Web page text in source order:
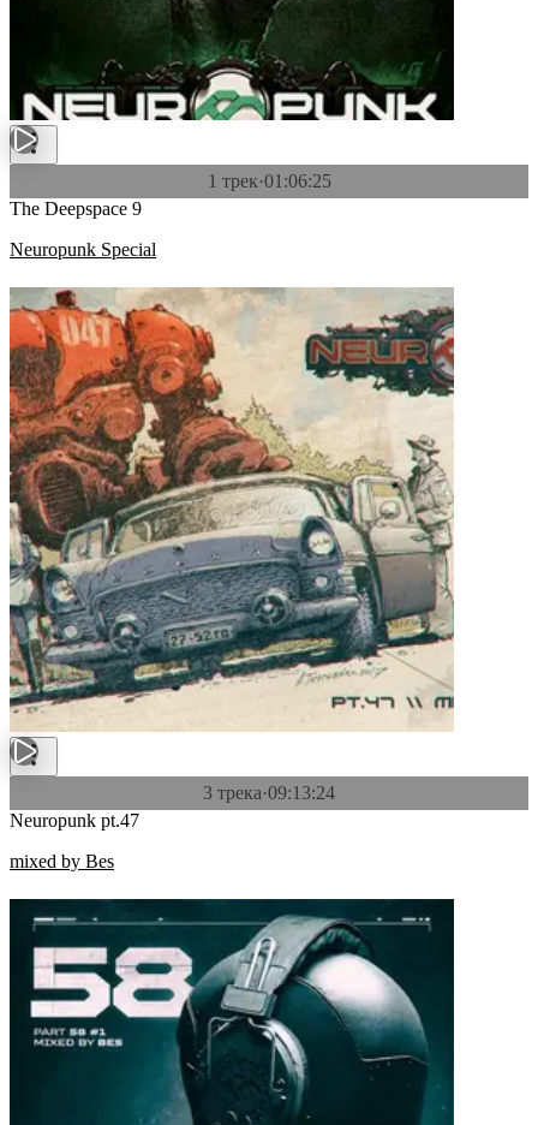
1 трек·01:06:25
The Deepspace 9
Neuropunk Special
3 трека·09:13:24
Neuropunk pt.47
mixed by Bes